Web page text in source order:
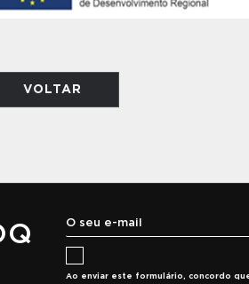
VOLTAR
Ao enviar este formulário, concordo